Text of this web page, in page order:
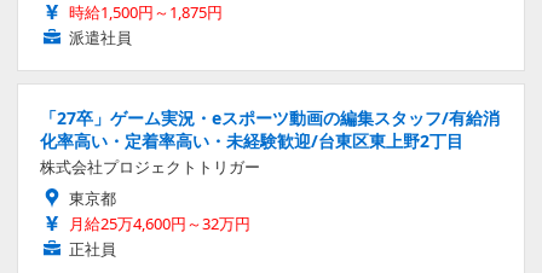
時給1,500円～1,875円
派遣社員
「27卒」ゲーム実況・eスポーツ動画の編集スタッフ/有給消
化率高い・定着率高い・未経験歓迎/台東区東上野2丁目
株式会社プロジェクトトリガー
東京都
月給25万4,600円～32万円
正社員